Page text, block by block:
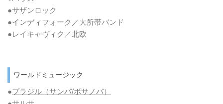
●サザンロック
●インディフォーク／大所帯バンド
●レイキャヴィク／北欧
ワールドミュージック
●ブラジル（サンバ/ボサノバ）